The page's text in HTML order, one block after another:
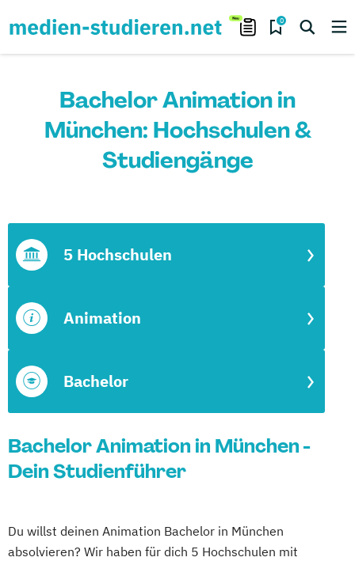
0
Bachelor Animation in
München: Hochschulen &
Studiengänge
Bachelor
Animation
5 Hochschulen
Bachelor Animation in München -
Dein Studienführer
Du willst deinen Animation Bachelor in München
absolvieren? Wir haben für dich 5 Hochschulen mit